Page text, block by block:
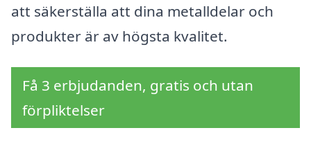
att säkerställa att dina metalldelar och
produkter är av högsta kvalitet.
Få 3 erbjudanden, gratis och utan
förpliktelser